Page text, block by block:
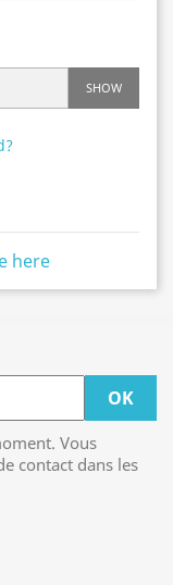
SHOW
here
Vous
contact dans les